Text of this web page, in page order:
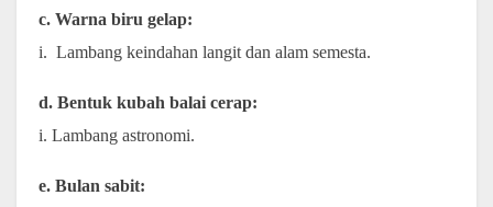
c. Warna biru gelap:
i. Lambang keindahan langit dan alam semesta.
d. Bentuk kubah balai cerap:
i. Lambang astronomi.
e. Bulan sabit: